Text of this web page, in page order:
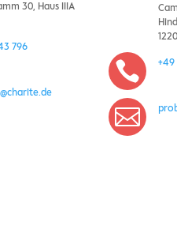
30, Haus IIIA
796
 +49
